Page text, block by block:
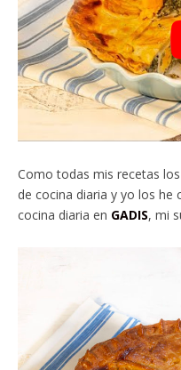
Como todas mis recetas
de cocina diaria y yo los he
cocina diaria en GADIS, mi